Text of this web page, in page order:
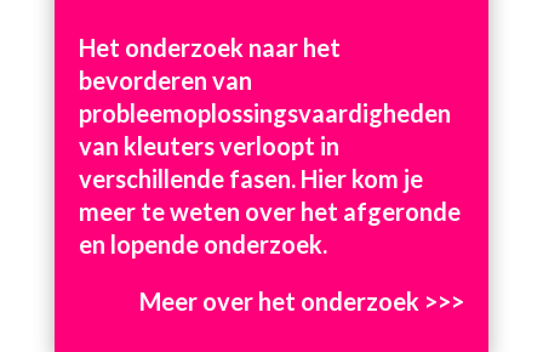
Het onderzoek naar het
bevorderen van
probleemoplossingsvaardigheden
van kleuters verloopt in
verschillende fasen. Hier kom je
meer te weten over het afgeronde
en lopende onderzoek.
Meer over het onderzoek >>>